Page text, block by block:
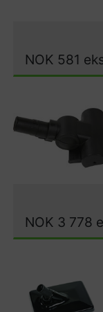
NOK 581
NOK 3 778